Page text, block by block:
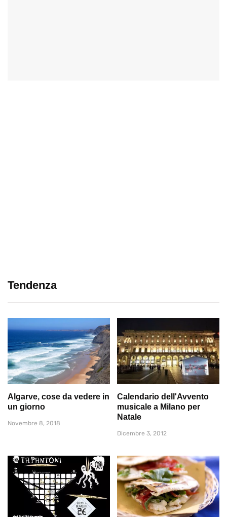
Tendenza
Algarve, cose da vedere in
un giorno
Novembre 8, 2018
Calendario dell'Avvento
musicale a Milano per
Natale
Dicembre 3, 2012